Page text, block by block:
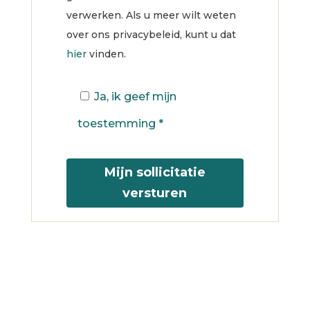
verwerken. Als u meer wilt weten
over ons privacybeleid, kunt u dat
hiervinden.
Ja, ik geef mijn
toestemming *
Mijn sollicitatie
versturen